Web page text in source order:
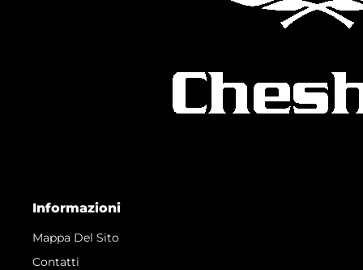
Informazioni
Mappa Del Sito
Contatti